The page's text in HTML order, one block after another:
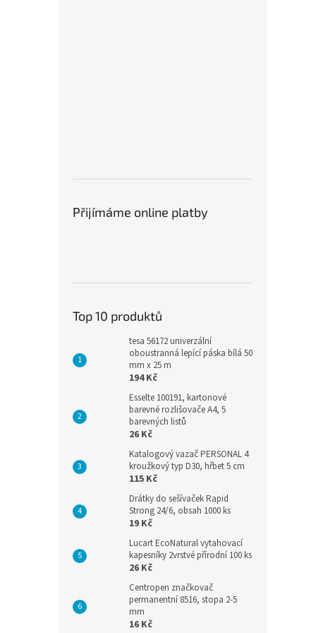
Přijímáme online platby
Top 10 produktů
tesa 56172 univerzální
oboustranná lepící páska bílá 50
mm x 25 m
194 Kč
Esselte 100191, kartonové
barevné rozlišovače A4, 5
barevných listů
26 Kč
Katalogový vazač PERSONAL 4
kroužkový typ D30, hřbet 5 cm
115 Kč
Drátky do sešívaček Rapid
Strong 24/6, obsah 1000 ks
19 Kč
Lucart EcoNatural vytahovací
kapesníky 2vrstvé přírodní 100 ks
26 Kč
Centropen značkovač
permanentní 8516, stopa 2-5
mm
16 Kč